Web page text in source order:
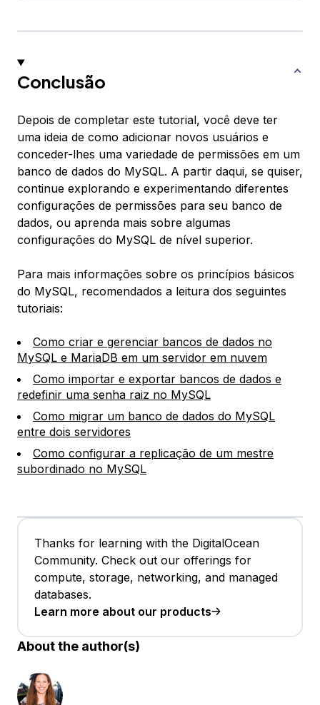
Conclusão
Depois de completar este tutorial, você deve ter
uma ideia de como adicionar novos usuários e
conceder-lhes uma variedade de permissões em um
banco de dados do MySQL. A partir daqui, se quiser,
continue explorando e experimentando diferentes
configurações de permissões para seu banco de
dados, ou aprenda mais sobre algumas
configurações do MySQL de nível superior.
Para mais informações sobre os princípios básicos
do MySQL, recomendados a leitura dos seguintes
tutoriais:
Como criar e gerenciar bancos de dados no
MySQL e MariaDB em um servidor em nuvem
Como importar e exportar bancos de dados e
redefinir uma senha raiz no MySQL
Como migrar um banco de dados do MySQL
entre dois servidores
Como configurar a replicação de um mestre
subordinado no MySQL
Thanks for learning with the DigitalOcean
Community. Check out our offerings for
compute, storage, networking, and managed
databases.
Learn more about our products
About the author(s)